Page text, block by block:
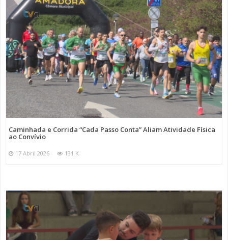
Caminhada e Corrida “Cada Passo Conta” Aliam Atividade Física
ao Convívio
17 Abril 2026 131 K